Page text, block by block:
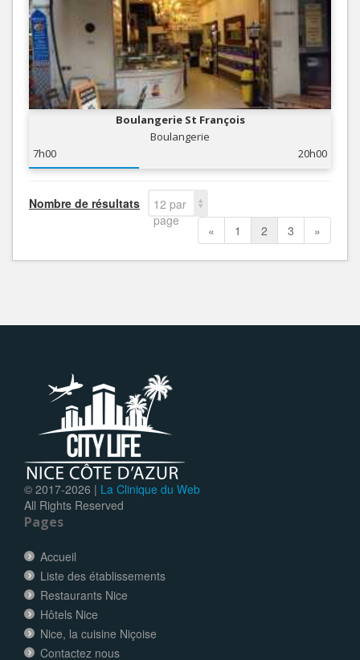
Boulangerie St François
Boulangerie
7h00
20h00
Nombre de résultats
12 par
page
« 1 2 3 »
© 2017-2026 | La Clinique du Web
All Rights Reserved
Pages
Accueil
Liste des établissements
Restaurants Nice
Hôtels Nice
Nice, la cuisine Niçoise
Contactez nous